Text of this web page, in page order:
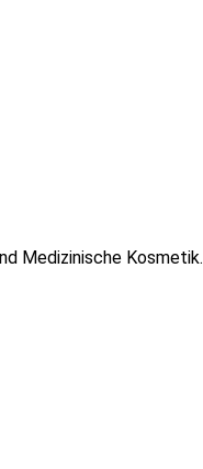
Medizinische Kosmetik.